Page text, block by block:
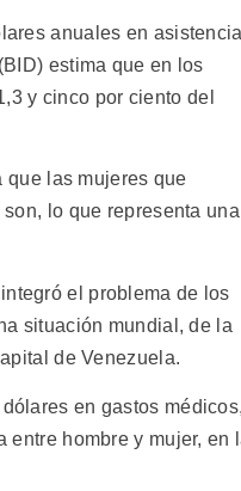
anuales en asistencia
estima que en los
y cinco por ciento del
las mujeres que
lo que representa una
el problema de los
situación mundial, de la
de Venezuela.
en gastos médicos,
hombre y mujer, en